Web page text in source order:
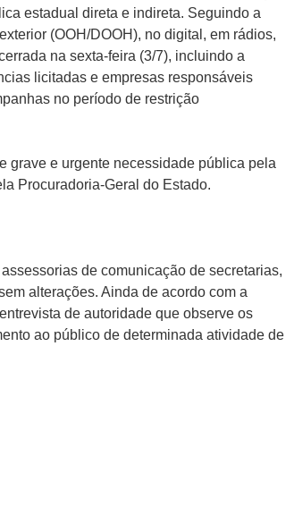
estadual direta e indireta. Seguindo a
(OOH/DOOH), no digital, em rádios,
na sexta-feira (3/7), incluindo a
licitadas e empresas responsáveis
no período de restrição
grave e urgente necessidade pública pela
Procuradoria-Geral do Estado.
de comunicação de secretarias,
alterações. Ainda de acordo com a
de autoridade que observe os
ao público de determinada atividade de